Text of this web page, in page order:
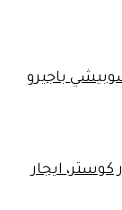
باجيرو
ايجار اتوبيس 28، إيجار كوستر، ايجار